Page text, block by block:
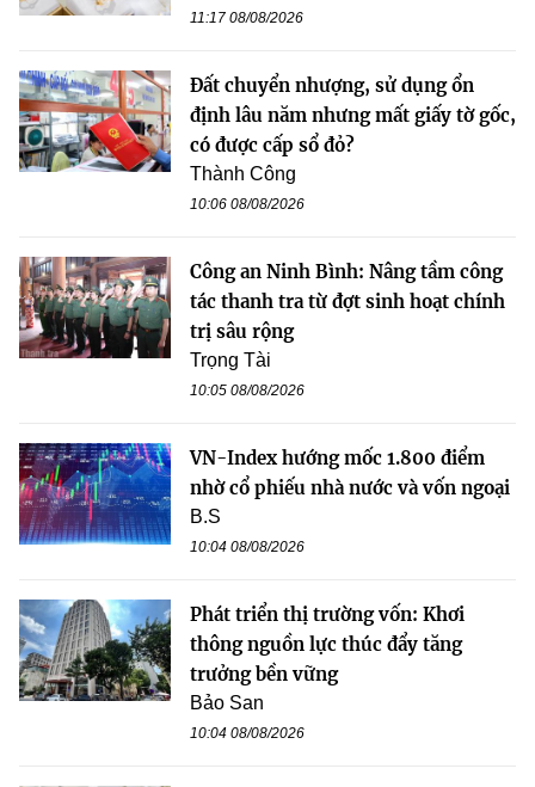
11:17 08/08/2026
Đất chuyển nhượng, sử dụng ổn
định lâu năm nhưng mất giấy tờ gốc,
có được cấp sổ đỏ?
Thành Công
10:06 08/08/2026
Công an Ninh Bình: Nâng tầm công
tác thanh tra từ đợt sinh hoạt chính
trị sâu rộng
Trọng Tài
10:05 08/08/2026
VN-Index hướng mốc 1.800 điểm
nhờ cổ phiếu nhà nước và vốn ngoại
B.S
10:04 08/08/2026
Phát triển thị trường vốn: Khơi
thông nguồn lực thúc đẩy tăng
trưởng bền vững
Bảo San
10:04 08/08/2026